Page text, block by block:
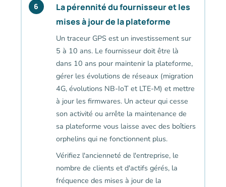
6
La pérennité du fournisseur et les
mises à jour de la plateforme
Un traceur GPS est un investissement sur
5 à 10 ans. Le fournisseur doit être là
dans 10 ans pour maintenir la plateforme,
gérer les évolutions de réseaux (migration
4G, évolutions NB-IoT et LTE-M) et mettre
à jour les firmwares. Un acteur qui cesse
son activité ou arrête la maintenance de
sa plateforme vous laisse avec des boîtiers
orphelins qui ne fonctionnent plus.
Vérifiez l'ancienneté de l'entreprise, le
nombre de clients et d'actifs gérés, la
fréquence des mises à jour de la